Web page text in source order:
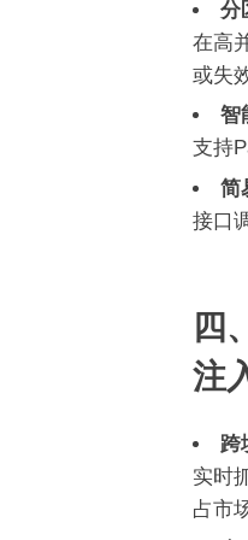
分
在高
或失
智
支持
简
接口
四
注
跨
实时
占市